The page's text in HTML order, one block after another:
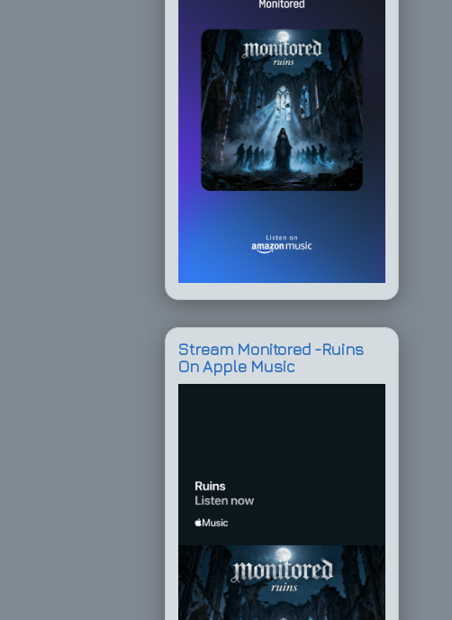
Stream Monitored -Ruins
On Apple Music